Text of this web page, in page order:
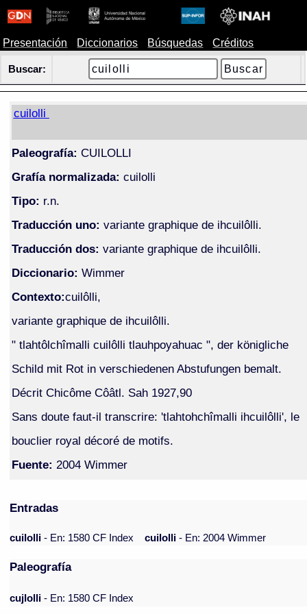
Presentación Diccionarios Búsquedas Créditos
Buscar:
cuilolli
Paleografía: CUILOLLI
Grafía normalizada: cuilolli
Tipo: r.n.
Traducción uno: variante graphique de ihcuilôlli.
Traducción dos: variante graphique de ihcuilôlli.
Diccionario: Wimmer
Contexto:cuilôlli,
variante graphique de ihcuilôlli.
" tlahtôlchîmalli cuilôlli tlauhpoyahuac ", der königliche
Schild mit Rot in verschiedenen Abstufungen bemalt.
Décrit Chicôme Côâtl. Sah 1927,90
Sans doute faut-il transcrire: 'tlahtohchîmalli ihcuilôlli', le
bouclier royal décoré de motifs.
Fuente: 2004 Wimmer
Entradas
cuilolli- En: 1580 CF Index cuilolli- En: 2004 Wimmer
Paleografía
cujlolli - En: 1580 CF Index